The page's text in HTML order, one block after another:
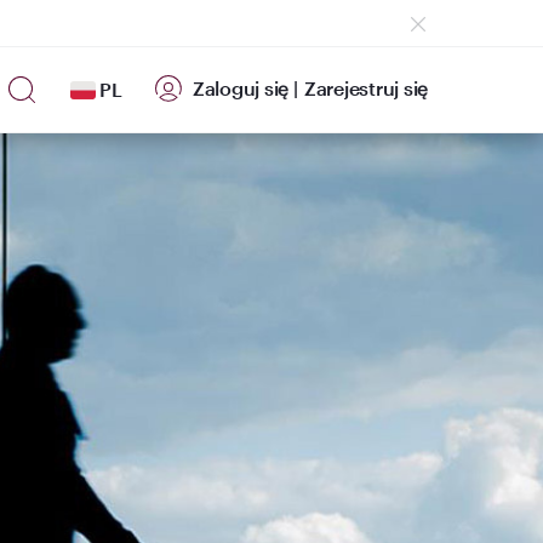
PL Zaloguj się | Zarejestruj się